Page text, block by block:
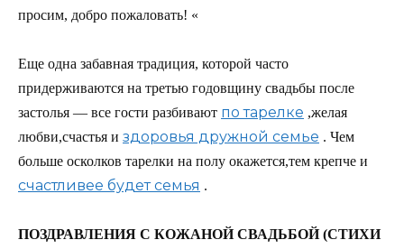
просим, добро пожаловать! «
Еще одна забавная традиция, которой часто
придерживаются на третью годовщину свадьбы после
застолья — все гости разбивают по тарелке ,желая
любви,счастья и здоровья дружной семье . Чем
больше осколков тарелки на полу окажется,тем крепче и
счастливее будет семья .
ПОЗДРАВЛЕНИЯ С КОЖАНОЙ СВАДЬБОЙ (СТИХИ